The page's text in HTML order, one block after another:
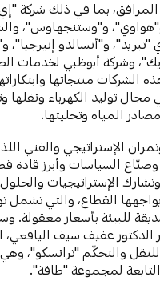
بما في ذلك شركة
و"وستنجهاوس"،
"تبريد"، و"أنسالدو
وشركة أبوظبي لخدمات
منتجاتها
مجال توليد الكهرباء ونقلها
المياه وتحليتها.
الإستراتيجي والفني
وصنّاع السياسات وأبرز قادة
وتشارك الإستراتيجيات
يواجهها القطاع، والتي تشمل
للبيئة بأسعار معقولة.
الدكتور عفيف سيف اليافعي،
والتحكّم "ترانسكو"،
التابعة لمجموعة "طاقة".